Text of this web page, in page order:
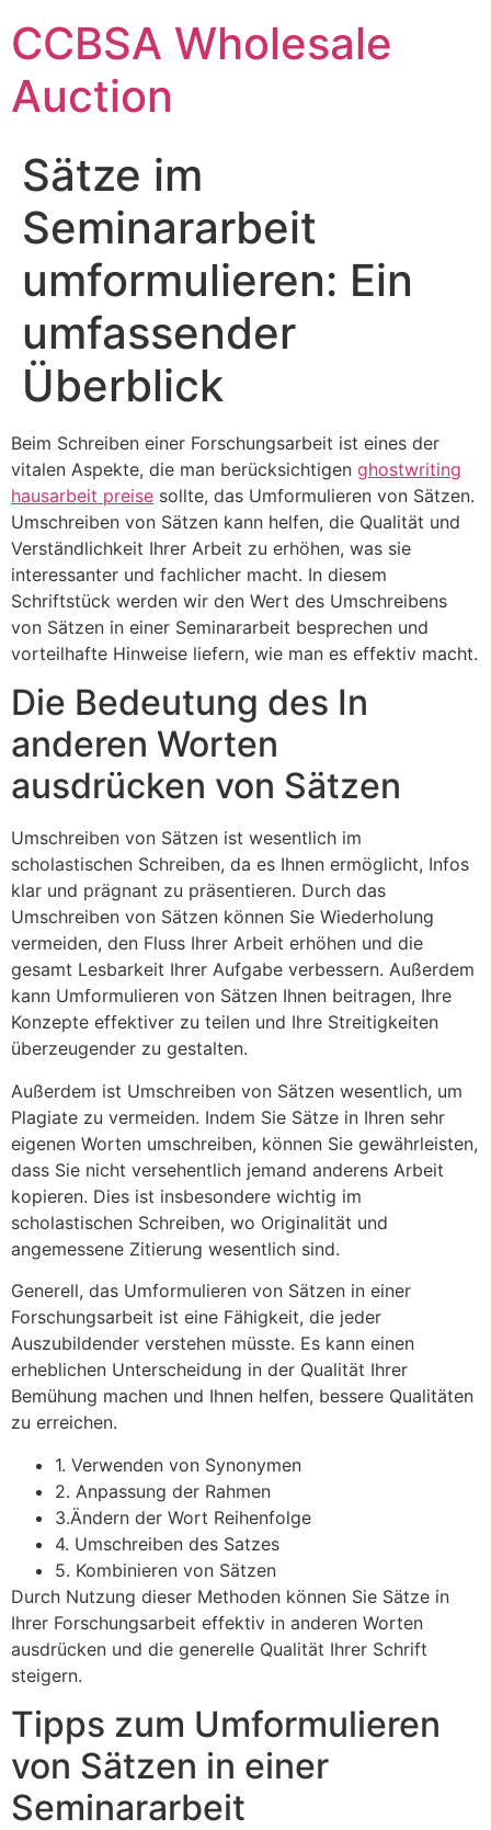
to
content
CCBSA Wholesale
Auction
Sätze im
Seminararbeit
umformulieren: Ein
umfassender
Überblick
Beim Schreiben einer Forschungsarbeit ist eines der
vitalen Aspekte, die man berücksichtigen ghostwriting
hausarbeit preise sollte, das Umformulieren von Sätzen.
Umschreiben von Sätzen kann helfen, die Qualität und
Verständlichkeit Ihrer Arbeit zu erhöhen, was sie
interessanter und fachlicher macht. In diesem
Schriftstück werden wir den Wert des Umschreibens
von Sätzen in einer Seminararbeit besprechen und
vorteilhafte Hinweise liefern, wie man es effektiv macht.
Die Bedeutung des In
anderen Worten
ausdrücken von Sätzen
Umschreiben von Sätzen ist wesentlich im
scholastischen Schreiben, da es Ihnen ermöglicht, Infos
klar und prägnant zu präsentieren. Durch das
Umschreiben von Sätzen können Sie Wiederholung
vermeiden, den Fluss Ihrer Arbeit erhöhen und die
gesamt Lesbarkeit Ihrer Aufgabe verbessern. Außerdem
kann Umformulieren von Sätzen Ihnen beitragen, Ihre
Konzepte effektiver zu teilen und Ihre Streitigkeiten
überzeugender zu gestalten.
Außerdem ist Umschreiben von Sätzen wesentlich, um
Plagiate zu vermeiden. Indem Sie Sätze in Ihren sehr
eigenen Worten umschreiben, können Sie gewährleisten,
dass Sie nicht versehentlich jemand anderens Arbeit
kopieren. Dies ist insbesondere wichtig im
scholastischen Schreiben, wo Originalität und
angemessene Zitierung wesentlich sind.
Generell, das Umformulieren von Sätzen in einer
Forschungsarbeit ist eine Fähigkeit, die jeder
Auszubildender verstehen müsste. Es kann einen
erheblichen Unterscheidung in der Qualität Ihrer
Bemühung machen und Ihnen helfen, bessere Qualitäten
zu erreichen.
1. Verwenden von Synonymen
2. Anpassung der Rahmen
3.Ändern der Wort Reihenfolge
4. Umschreiben des Satzes
5. Kombinieren von Sätzen
Durch Nutzung dieser Methoden können Sie Sätze in
Ihrer Forschungsarbeit effektiv in anderen Worten
ausdrücken und die generelle Qualität Ihrer Schrift
steigern.
Tipps zum Umformulieren
von Sätzen in einer
Seminararbeit